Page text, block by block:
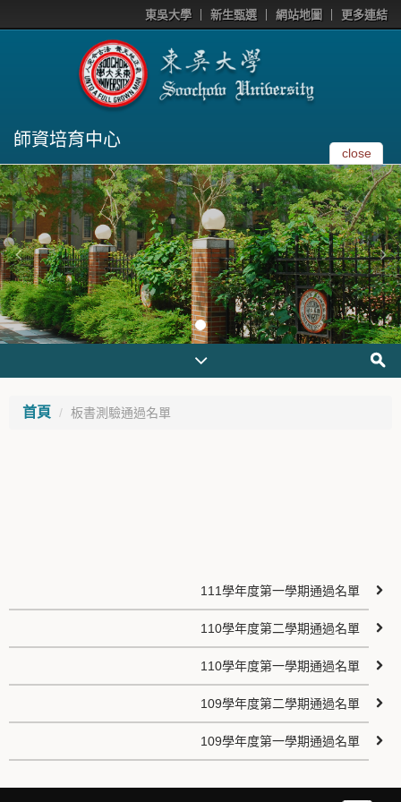
東吳大學 新生甄選 網站地圖 更多連結
師資培育中心
close
首頁 板書測驗通過名單
111學年度第一學期通過名單
110學年度第二學期通過名單
110學年度第一學期通過名單
109學年度第二學期通過名單
109學年度第一學期通過名單